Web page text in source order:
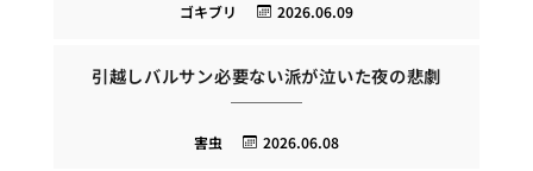
2026.06.09
ゴキブリ
引越しバルサン必要ない派が泣いた夜の悲劇
2026.06.08
害虫